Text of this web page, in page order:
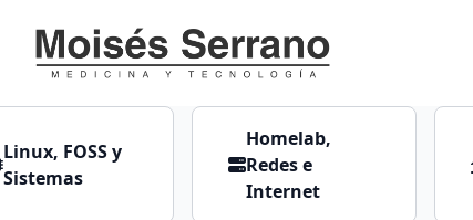
Linux, FOSS y
Sistemas
Homelab,
Redes e
Internet